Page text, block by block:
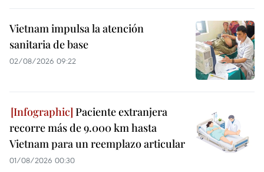
Vietnam impulsa la atención
sanitaria de base
02/08/2026 09:22
Paciente extranjera
recorre más de 9.000 km hasta
Vietnam para un reemplazo articular
01/08/2026 00:30